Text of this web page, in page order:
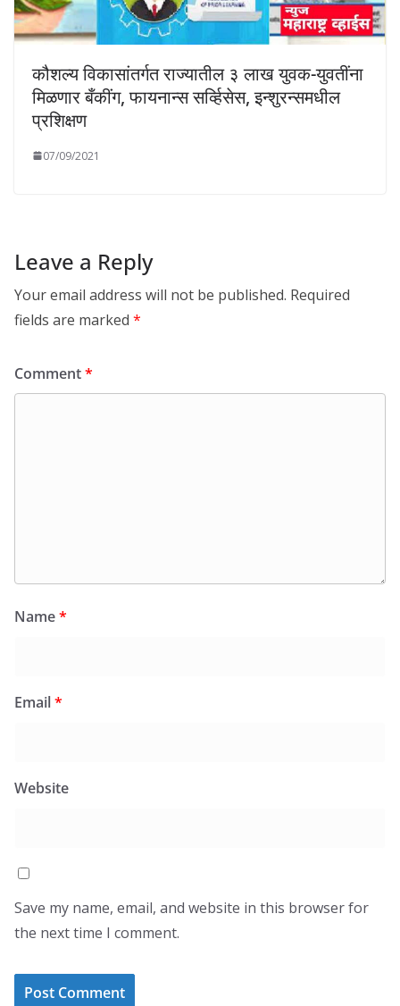
कौशल्य विकासांतर्गत राज्यातील ३ लाख युवक-युवतींना
मिळणार बँकींग, फायनान्स सर्व्हिसेस, इन्शुरन्समधील
प्रशिक्षण
07/09/2021
Leave a Reply
Your email address will not be published. Required
fields are marked *
Comment*
Name*
Email*
Website
Save my name, email, and website in this browser for
the next time I comment.